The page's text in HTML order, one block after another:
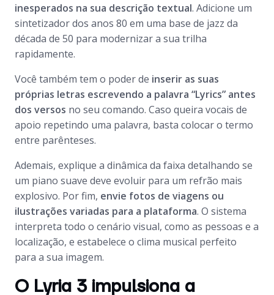
inesperados na sua descrição textual. Adicione um
sintetizador dos anos 80 em uma base de jazz da
década de 50 para modernizar a sua trilha
rapidamente.
Você também tem o poder de inserir as suas
próprias letras escrevendo a palavra “Lyrics” antes
dos versos no seu comando. Caso queira vocais de
apoio repetindo uma palavra, basta colocar o termo
entre parênteses.
Ademais, explique a dinâmica da faixa detalhando se
um piano suave deve evoluir para um refrão mais
explosivo. Por fim, envie fotos de viagens ou
ilustrações variadas para a plataforma. O sistema
interpreta todo o cenário visual, como as pessoas e a
localização, e estabelece o clima musical perfeito
para a sua imagem.
O Lyria 3 impulsiona a